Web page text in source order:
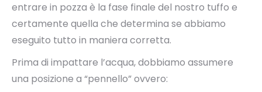
entrare in pozza è la fase finale del nostro tuffo e
certamente quella che determina se abbiamo
eseguito tutto in maniera corretta.
Prima di impattare l’acqua, dobbiamo assumere
una posizione a “pennello” ovvero: